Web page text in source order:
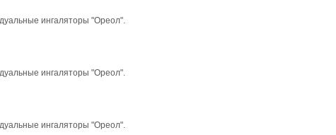
ингаляторы "Ореол".
ингаляторы "Ореол".
ингаляторы "Ореол".